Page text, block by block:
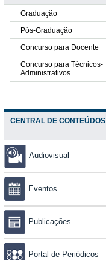
Graduação
Pós-Graduação
Concurso para Docente
Concurso para Técnicos-
Administrativos
CENTRAL DE CONTEÚDOS
Audiovisual
Eventos
Publicações
Portal de Periódicos